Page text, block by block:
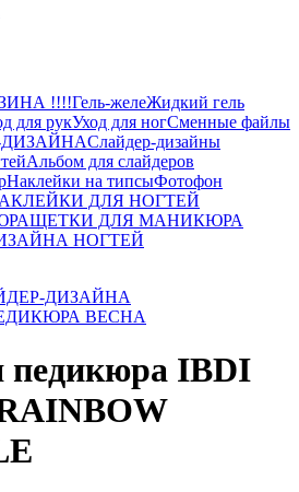
!!!!Гель-желеЖидкий гель
для рукУход для ногСменные файлы
Слайдер-дизайны
Альбом для слайдеров
Наклейки на типсыФотофон
ДЛЯ НОГТЕЙ
ЩЕТКИ ДЛЯ МАНИКЮРА
НОГТЕЙ
ДИЗАЙНА
ВЕСНА
педикюра IBDI